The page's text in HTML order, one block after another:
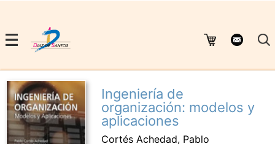
Ingeniería de
organización: modelos y
aplicaciones
Cortés Achedad, Pablo